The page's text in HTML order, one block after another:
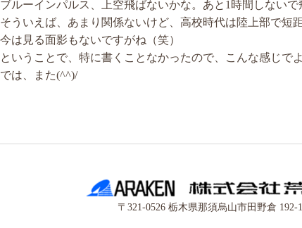
ブルーインパルス、上空飛ばないかな。あと1時間しないで
そういえば、あまり関係ないけど、高校時代は陸上部で短
今は見る面影もないですがね（笑）
ということで、特に書くことなかったので、こんな感じで
では、また(^^)/
〒321-0526 栃木県那須烏山市田野倉 192-1